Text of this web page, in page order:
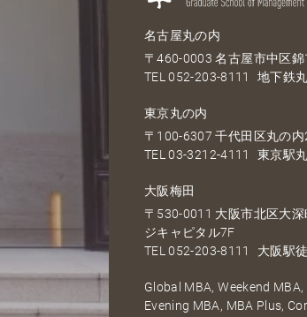
名古屋丸の内
〒460-0003 名古屋市中区
TEL052-203-8111 地下鉄
東京丸の内
〒100-6307 千代田区丸の
TEL03-3212-4111 東京駅
大阪梅田
〒530-0011 大阪市北区大
ジキャピタル7F
TEL052-203-8111 大阪駅
Global MBA, Weekend
Evening MBA, MBA Plus,